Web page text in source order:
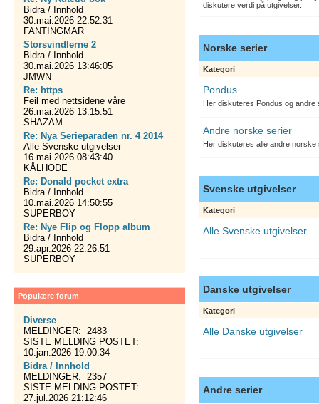
Bidra / Innhold
30.mai.2026 22:52:31
FANTINGMAR
Storsvindlerne 2
Bidra / Innhold
30.mai.2026 13:46:05
JMWN
Re: https
Feil med nettsidene våre
26.mai.2026 13:15:51
SHAZAM
Re: Nya Serieparaden nr. 4 2014
Alle Svenske utgivelser
16.mai.2026 08:43:40
KÅLHODE
Re: Donald pocket extra
Bidra / Innhold
10.mai.2026 14:50:55
SUPERBOY
Re: Nye Flip og Flopp album
Bidra / Innhold
29.apr.2026 22:26:51
SUPERBOY
Populære forum
Diverse
MELDINGER: 2483
SISTE MELDING POSTET:
10.jan.2026 19:00:34
Bidra / Innhold
MELDINGER: 2357
SISTE MELDING POSTET:
27.jul.2026 21:12:46
diskutere verdi på utgivelser.
Norske serier
Kategori
Pondus
Her diskuteres Pondus og
Andre norske serier
Her diskuteres alle andre
Svenske utgivelser
Kategori
Alle Svenske utgivelser
Danske utgivelser
Kategori
Alle Danske utgivelser
Andre serier